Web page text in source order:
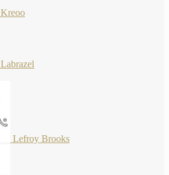
Kreoo
Labrazel
Lefroy Brooks